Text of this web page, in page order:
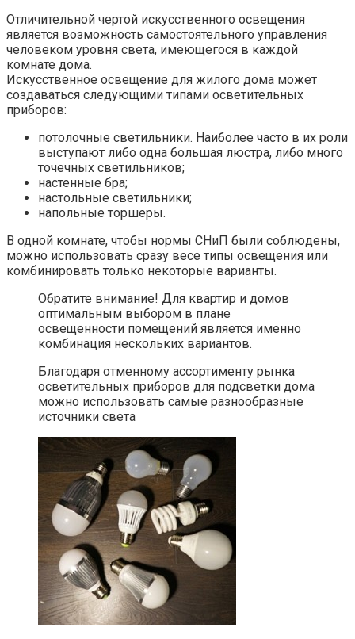
Отличительной чертой искусственного освещения
является возможность самостоятельного управления
человеком уровня света, имеющегося в каждой
комнате дома.
Искусственное освещение для жилого дома может
создаваться следующими типами осветительных
приборов:
потолочные светильники. Наиболее часто в их роли
выступают либо одна большая люстра, либо много
точечных светильников;
настенные бра;
настольные светильники;
напольные торшеры.
В одной комнате, чтобы нормы СНиП были соблюдены,
можно использовать сразу весе типы освещения или
комбинировать только некоторые варианты.
Обратите внимание! Для квартир и домов
оптимальным выбором в плане
освещенности помещений является именно
комбинация нескольких вариантов.
Благодаря отменному ассортименту рынка
осветительных приборов для подсветки дома
можно использовать самые разнообразные
источники света